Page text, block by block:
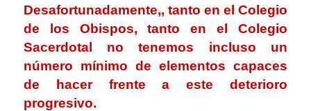
Desafortunadamente,, tanto en el Colegio
de los Obispos, tanto en el Colegio
Sacerdotal no tenemos incluso un
número mínimo de elementos capaces
de hacer frente a este deterioro
progresivo.